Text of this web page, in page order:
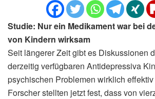
Studie: Nur ein Medikament war bei
von Kindern wirksam
Seit längerer Zeit gibt es Diskussionen
derzeitig verfügbaren Antidepressiva
psychischen Problemen wirklich
Forscher stellten jetzt fest, dass von